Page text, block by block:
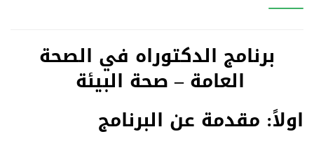
برنامج الدكتوراه في الصحة
العامة – صحة البيئة
اولاً: مقدمة عن البرنامج